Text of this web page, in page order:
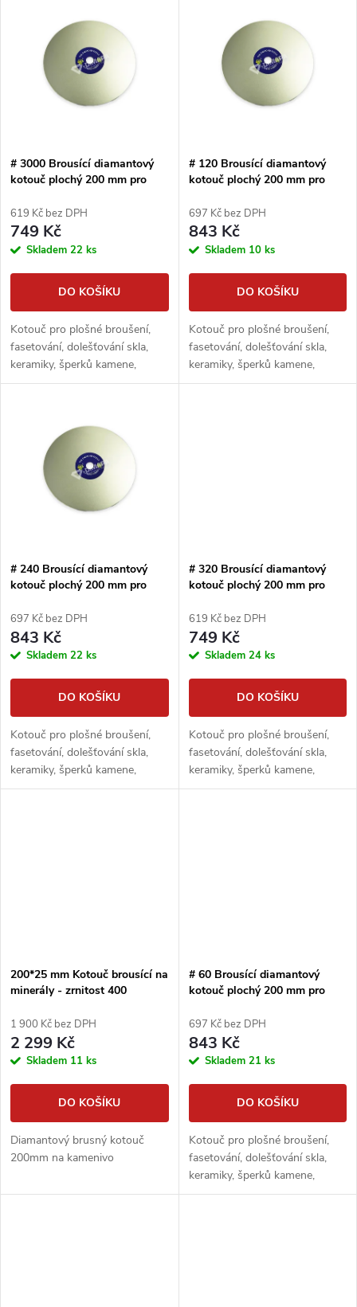
p
r
o
u
k
Abecedně
s
p
r
o
d
u
k
# 3000 Brousící diamantový
kotouč plochý 200 mm pro
619 Kč bez DPH
749 Kč
Skladem 22 ks
DO KOŠÍKU
Kotouč pro plošné broušení,
fasetování, dolešťování skla,
keramiky, šperků kamene,
minerálů apod.
# 120 Brousící diamantový
kotouč plochý 200 mm pro
697 Kč bez DPH
843 Kč
Skladem 10 ks
DO KOŠÍKU
Kotouč pro plošné broušení,
fasetování, dolešťování skla,
keramiky, šperků kamene,
minerálů apod.
# 240 Brousící diamantový
kotouč plochý 200 mm pro
697 Kč bez DPH
843 Kč
Skladem 22 ks
DO KOŠÍKU
Kotouč pro plošné broušení,
fasetování, dolešťování skla,
keramiky, šperků kamene,
minerálů apod.
# 320 Brousící diamantový
kotouč plochý 200 mm pro
619 Kč bez DPH
749 Kč
Skladem 24 ks
DO KOŠÍKU
Kotouč pro plošné broušení,
fasetování, dolešťování skla,
keramiky, šperků kamene,
minerálů apod.
200*25 mm Kotouč brousící na
minerály - zrnitost 400
1 900 Kč bez DPH
2 299 Kč
Skladem 11 ks
DO KOŠÍKU
Diamantový brusný kotouč
200mm na kamenivo
# 60 Brousící diamantový
kotouč plochý 200 mm pro
697 Kč bez DPH
843 Kč
Skladem 21 ks
DO KOŠÍKU
Kotouč pro plošné broušení,
fasetování, dolešťování skla,
keramiky, šperků kamene,
minerálů apod.